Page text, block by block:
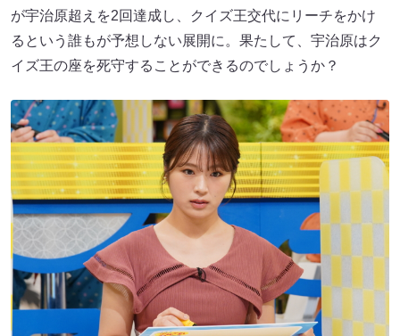
が宇治原超えを2回達成し、クイズ王交代にリーチをかけ
るという誰もが予想しない展開に。果たして、宇治原はク
イズ王の座を死守することができるのでしょうか？